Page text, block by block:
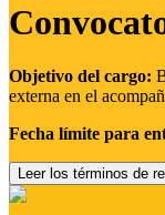
Objetivo del cargo:
externa en el
Fecha límite para
Leer los términos de